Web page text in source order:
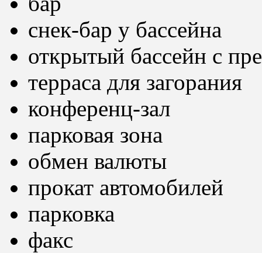
cнек-бар у бассейна
открытый бассейн с
терраса для загорания
конференц-зал
парковая зона
обмен валюты
прокат автомобилей
парковка
факс